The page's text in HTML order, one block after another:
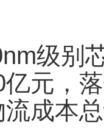
级别
亿元，
成本